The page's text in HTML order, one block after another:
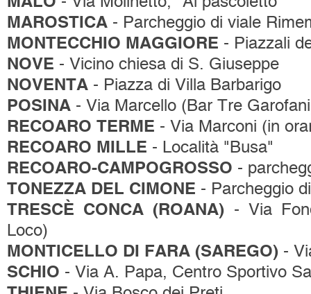
MAROSTICA - Parcheggio di viale
MONTECCHIO MAGGIORE - Piazzali
NOVE - Vicino chiesa di S. Giuseppe
NOVENTA - Piazza di Villa Barbarigo
POSINA - Via Marcello (Bar Tre
RECOARO TERME - Via Marconi (in
RECOARO MILLE - Località "Busa"
RECOARO-CAMPOGROSSO -
TONEZZA DEL CIMONE - Parcheggio
TRESCÈ CONCA (ROANA) - Via
Loco)
MONTICELLO DI FARA (SAREGO) -
SCHIO - Via A. Papa, Centro Sportivo